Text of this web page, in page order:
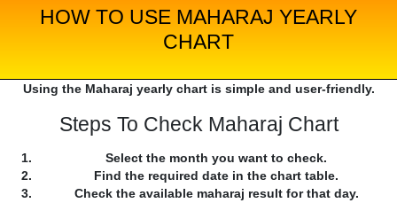
HOW TO USE MAHARAJ YEARLY
CHART
Using the Maharaj yearly chart is simple and user-friendly.
Steps To Check Maharaj Chart
Select the month you want to check.
Find the required date in the chart table.
Check the available maharaj result for that day.